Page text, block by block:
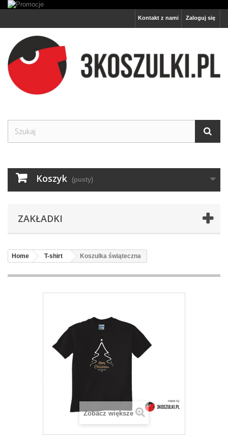
Zaloguj się
Kontakt z nami
Koszyk (pusty)
ZAKŁADKI
Home T-shirt Koszulka świąteczna
Zobacz większe